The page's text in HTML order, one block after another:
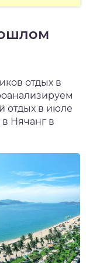
отдых в
отдых в июле
в Нячанг в